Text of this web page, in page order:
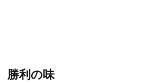
勝利の味